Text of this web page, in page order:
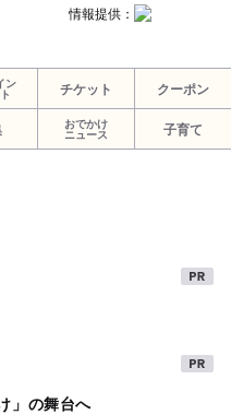
情報提供：
ン
チケット クーポン
おでかけ
ニュース
子育て
」の舞台へ